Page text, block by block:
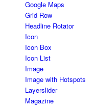
Google Maps
Grid Row
Headline Rotator
Icon
Icon Box
Icon List
Image
Image with Hotspots
Layerslider
Magazine